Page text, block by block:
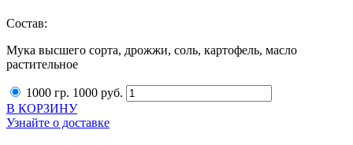
Состав:
Мука высшего сорта, дрожжи, соль, картофель, масло
растительное
1000 гр. 1000 руб.
В КОРЗИНУ
Узнайте о доставке